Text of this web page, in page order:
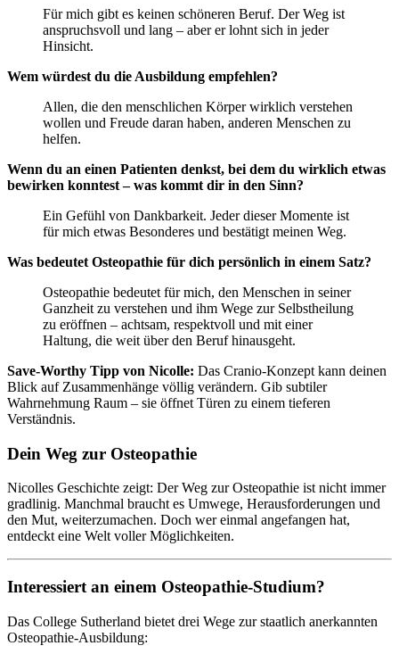
Für mich gibt es keinen schöneren Beruf. Der Weg ist
anspruchsvoll und lang – aber er lohnt sich in jeder
Hinsicht.
Wem würdest du die Ausbildung empfehlen?
Allen, die den menschlichen Körper wirklich verstehen
wollen und Freude daran haben, anderen Menschen zu
helfen.
Wenn du an einen Patienten denkst, bei dem du wirklich etwas
bewirken konntest – was kommt dir in den Sinn?
Ein Gefühl von Dankbarkeit. Jeder dieser Momente ist
für mich etwas Besonderes und bestätigt meinen Weg.
Was bedeutet Osteopathie für dich persönlich in einem Satz?
Osteopathie bedeutet für mich, den Menschen in seiner
Ganzheit zu verstehen und ihm Wege zur Selbstheilung
zu eröffnen – achtsam, respektvoll und mit einer
Haltung, die weit über den Beruf hinausgeht.
Save-Worthy Tipp von Nicolle: Das Cranio-Konzept kann deinen
Blick auf Zusammenhänge völlig verändern. Gib subtiler
Wahrnehmung Raum – sie öffnet Türen zu einem tieferen
Verständnis.
Dein Weg zur Osteopathie
Nicolles Geschichte zeigt: Der Weg zur Osteopathie ist nicht immer
gradlinig. Manchmal braucht es Umwege, Herausforderungen und
den Mut, weiterzumachen. Doch wer einmal angefangen hat,
entdeckt eine Welt voller Möglichkeiten.
Interessiert an einem Osteopathie-Studium?
Das College Sutherland bietet drei Wege zur staatlich anerkannten
Osteopathie-Ausbildung: